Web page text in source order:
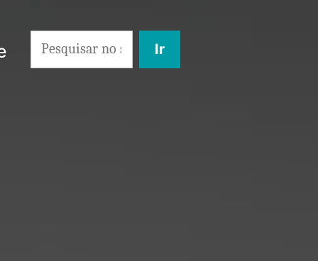
Search
for: